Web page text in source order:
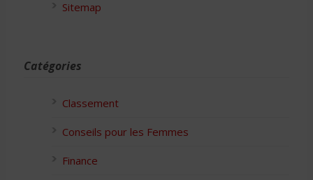
Sitemap
Catégories
Classement
Conseils pour les Femmes
Finance